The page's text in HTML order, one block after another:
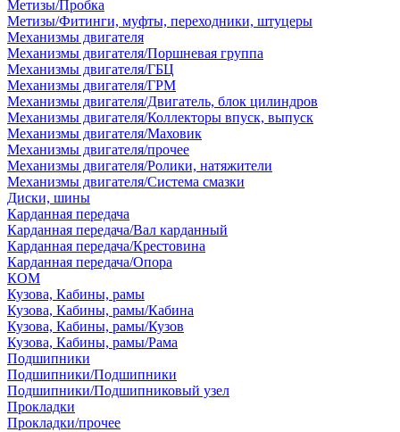
Метизы/Пробка
Метизы/Фитинги, муфты, переходники, штуцеры
Механизмы двигателя
Механизмы двигателя/Поршневая группа
Механизмы двигателя/ГБЦ
Механизмы двигателя/ГРМ
Механизмы двигателя/Двигатель, блок цилиндров
Механизмы двигателя/Коллекторы впуск, выпуск
Механизмы двигателя/Маховик
Механизмы двигателя/прочее
Механизмы двигателя/Ролики, натяжители
Механизмы двигателя/Система смазки
Диски, шины
Карданная передача
Карданная передача/Вал карданный
Карданная передача/Крестовина
Карданная передача/Опора
КОМ
Кузова, Кабины, рамы
Кузова, Кабины, рамы/Кабина
Кузова, Кабины, рамы/Кузов
Кузова, Кабины, рамы/Рама
Подшипники
Подшипники/Подшипники
Подшипники/Подшипниковый узел
Прокладки
Прокладки/прочее